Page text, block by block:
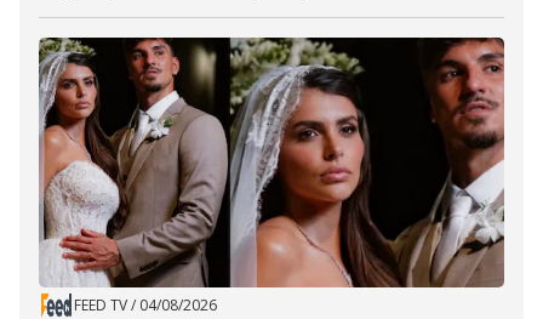
FEED TV/ 04/08/2026